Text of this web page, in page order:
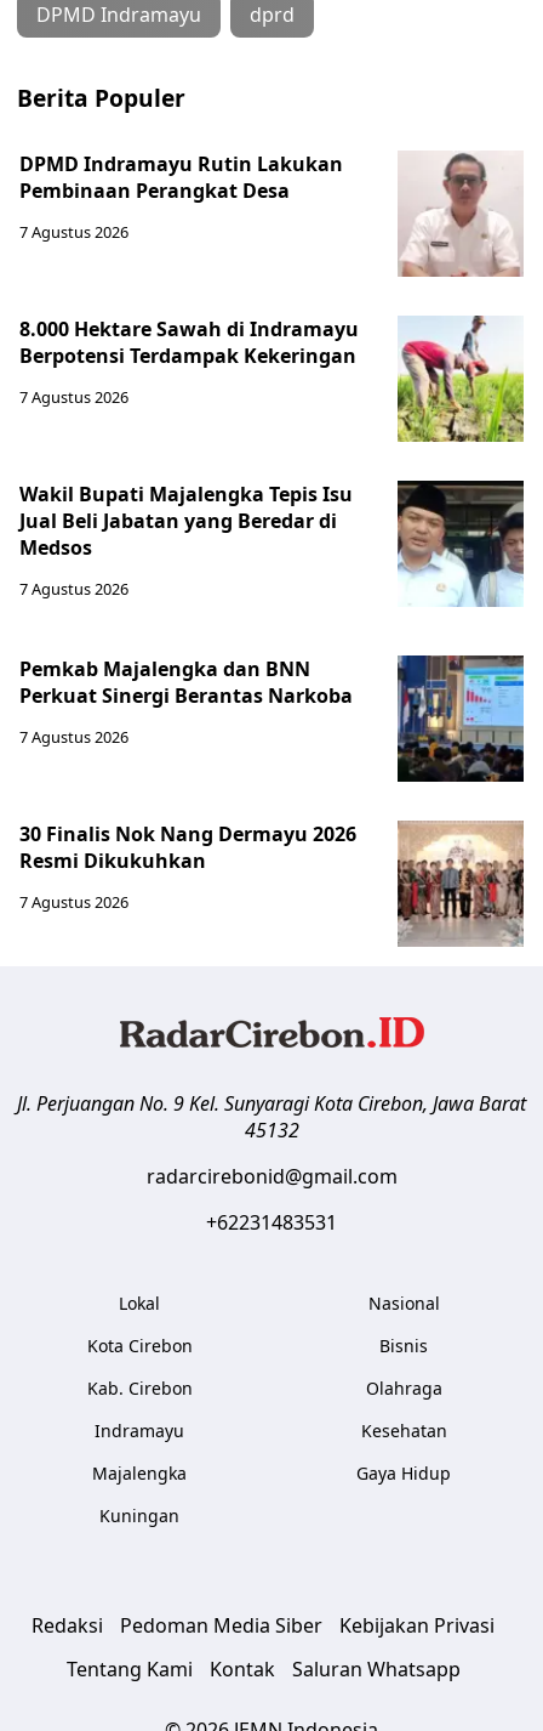
DPMD Indramayu dprd
Berita Populer
DPMD Indramayu Rutin Lakukan
Pembinaan Perangkat Desa
7 Agustus 2026
8.000 Hektare Sawah di Indramayu
Berpotensi Terdampak Kekeringan
7 Agustus 2026
Wakil Bupati Majalengka Tepis Isu
Jual Beli Jabatan yang Beredar di
Medsos
7 Agustus 2026
Pemkab Majalengka dan BNN
Perkuat Sinergi Berantas Narkoba
7 Agustus 2026
30 Finalis Nok Nang Dermayu 2026
Resmi Dikukuhkan
7 Agustus 2026
Jl. Perjuangan No. 9 Kel. SunyaragiKota Cirebon, Jawa Barat
45132
radarcirebonid@gmail.com
+62231483531
Lokal
Kota Cirebon
Kab. Cirebon
Indramayu
Majalengka
Kuningan
Nasional
Bisnis
Olahraga
Kesehatan
Gaya Hidup
Redaksi Pedoman Media Siber
Kebijakan Privasi
Tentang Kami
Kontak Saluran Whatsapp